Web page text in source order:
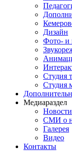
Дизайн
Фото- и
Студия
Студия
Медиараздел
Новости
СМИ о
Галерея
Видео
Контакты